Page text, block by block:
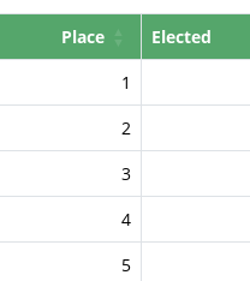
Place
Elected
1
2
3
4
5